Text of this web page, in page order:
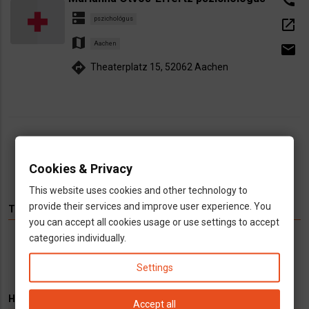
dns pszichológus
map Aachen
directions Theaterplatz 15, 52062 Aachen
open_in_new
email
oldal
TÉMÁK
Videó
HIRDETÉS
Cookies & Privacy
This website uses cookies and other technology to
provide their services and improve user experience. You
you can accept all cookies usage or use settings to accept
categories individually.
Settings
Accept all